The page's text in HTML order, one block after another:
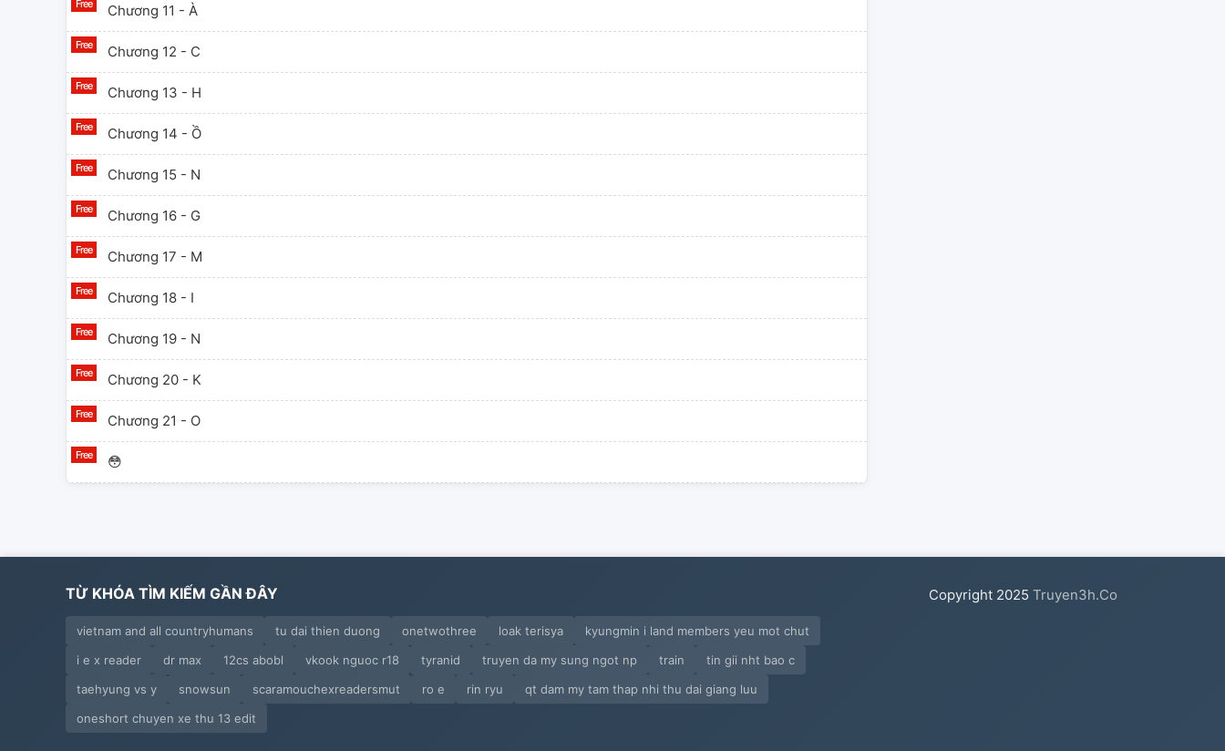
Chương 11 - À
Chương 12 - C
Chương 13 - H
Chương 14 - Ồ
Chương 15 - N
Chương 16 - G
Chương 17 - M
Chương 18 - I
Chương 19 - N
Chương 20 - K
Chương 21 - O
😳
Chương 23
Ngoại Truyện: 雪の結晶
Red Valentine
TỪ KHÓA TÌM KIẾM GẦN ĐÂY
vietnam and all countryhumans tu dai thien duong onetwothree loak terisya
kyungmin i land members yeu mot chut
i e x reader
dr max 12cs abobl vkook nguoc r18 tyranid truyen da my sung ngot np train
tin gii nht bao c
taehyung vs y
snowsun scaramouchexreadersmut ro e rin ryu
qt dam my tam thap nhi thu dai giang luu
oneshort chuyen xe thu 13 edit
Copyright 2025 Truyen3h.Co